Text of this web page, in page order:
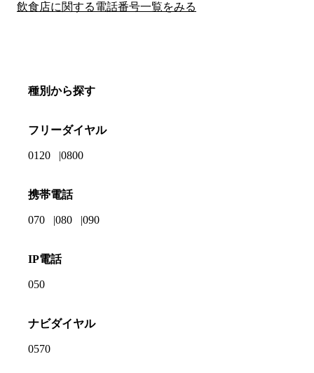
飲食店に関する電話番号一覧をみる
種別から探す
フリーダイヤル
0120 0800
携帯電話
070 080 090
IP電話
050
ナビダイヤル
0570